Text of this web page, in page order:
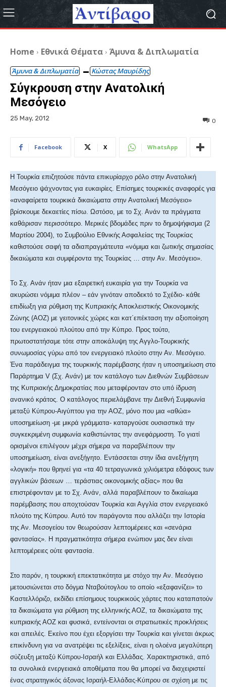
Home Εθνικά Θέματα Άμυνα & Διπλωματία
Άμυνα & Διπλωματία Κώστας Μαυρίδης
Σύγκρουση στην Ανατολική
Μεσόγειο
25 May, 2012 0
Facebook X WhatsApp
Η Τουρκία επιζητούσε πάντα επικυρίαρχο ρόλο στην Ανατολική
Μεσόγειο ψάχνοντας για ευκαιρίες. Επίσημες τουρκικές αναφορές για
«αναφαίρετα τουρκικά δικαιώματα στην Ανατολική Μεσόγειο»
βρίσκουμε δεκαετίες πίσω. Ωστόσο, με το Σχ. Ανάν τα πράγματα
καθάρισαν περισσότερο. Μερικές βδομάδες πριν το δημοψήφισμα (2
Μαρτίου 2004), το Συμβούλιο Εθνικής Ασφαλείας της Τουρκίας
καθιστούσε σαφή τα αδιαπραγμάτευτα «νόμιμα και ζωτικής σημασίας
δικαιώματα και συμφέροντα της Τουρκίας … στην Αν. Μεσόγειο».
Το Σχ. Ανάν ήταν μια εξαιρετική ευκαιρία για την Τουρκία να
ακυρώσει νόμιμα πλέον – εάν γινόταν αποδεκτό το Σχέδιο- κάθε
επιδίωξη για ρύθμιση της Κυπριακής Αποκλειστικής Οικονομικής
Ζώνης (ΑΟΖ) με γειτονικές χώρες και κατ΄επέκταση την αξιοποίηση
του ενεργειακού πλούτου από την Κύπρο. Προς τούτο,
πρωτοστατήσαμε τότε στην αποκάλυψη της Αγγλο-Τουρκικής
συνωμοσίας γύρω από τον ενεργειακό πλούτο στην Αν. Μεσόγειο.
Ένα παράδειγμα της τουρκικής παρέμβασης ήταν η υποσημείωση στο
Παράρτημα V (Σχ. Ανάν) με τον κατάλογο των Διεθνών Συμβάσεων
της Κυπριακής Δημοκρατίας που μεταφέρονταν στο υπό ίδρυση
ανανικό κράτος. Ο κατάλογος περιελάμβανε την Διεθνή Συμφωνία
μεταξύ Κύπρου-Αιγύπτου για την ΑΟΖ, μόνο που μια «αθώα»
υποσημείωση -με μικρά γράμματα- καταργούσε ουσιαστικά την
συγκεκριμένη συμφωνία καθιστώντας την ανεφάρμοστη. Το γιατί
ορισμένοι επιλέγουν μέχρι σήμερα να παραβλέπουν την
υποσημείωση, είναι ανεξήγητο. Εντάσσεται στην ίδια ανεξήγητη
«λογική» που θρηνεί για «τα 40 τετραγωνικά χιλιόμετρα εδάφους των
αγγλικών βάσεων … τεράστιας οικονομικής αξίας» που θα
επιστρέφονταν με το Σχ. Ανάν, αλλά παραβλέπουν το δικαίωμα
παρέμβασης που αποχτούσαν Τουρκία και Αγγλία στον ενεργειακό
πλούτο της Κύπρου. Αυτό τον παράγοντα που αλλάζει την Ιστορία
της Αν. Μεσογείου τον θεωρούσαν λεπτομέρειες και «σενάρια
φαντασίας». Η πραγματικότητα σήμερα ενώπιον μας δεν είναι
λεπτομέρειες ούτε φαντασία.
Στο παρόν, η τουρκική επεκτατικότητα με στόχο την Αν. Μεσόγειο
μετουσιώνεται στο δόγμα Νταβούτογλου το οποίο «εξαφανίζει» το
Καστελλόριζο, εκδίδει επίσημους τουρκικούς χάρτες που καταπατούν
τα δικαιώματα για ρύθμιση της ελληνικής ΑΟΖ, τα δικαιώματα της
κυπριακής ΑΟΖ και φυσικά, εντείνονται οι στρατιωτικές προκλήσεις
και απειλές. Εκείνο που έχει εξοργίσει την Τουρκία και γίνεται άκρως
επικίνδυνη για να ανατρέψει τις εξελίξεις, είναι η ολοένα μεγαλύτερη
σύζευξη μεταξύ Κύπρου-Ισραήλ και Ελλάδας. Χαρακτηριστικά, από
τα συνολικά ενεργειακά αποθέματα που θα μπορεί να διαχειριστεί
ένας στρατηγικός άξονας Ισραήλ-Ελλάδας-Κύπρου σε σχέση με τις